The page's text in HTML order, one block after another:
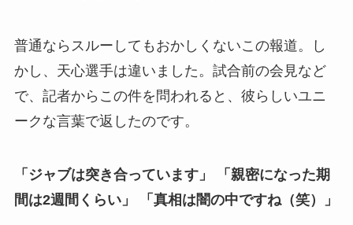
普通ならスルーしてもおかしくないこの報道。し
かし、天心選手は違いました。試合前の会見など
で、記者からこの件を問われると、彼らしいユニ
ークな言葉で返したのです。
「ジャブは突き合っています」
「親密になった期
間は2週間くらい」
「真相は闇の中ですね（笑）」